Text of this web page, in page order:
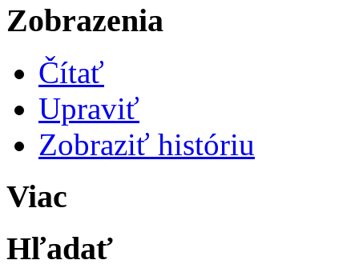
Zobrazenia
Čítať
Upraviť
Zobraziť históriu
Viac
Hľadať